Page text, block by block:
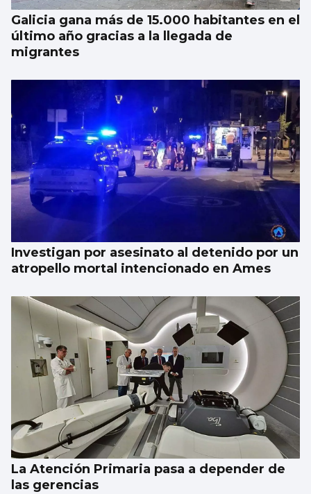
Galicia gana más de 15.000 habitantes en el
último año gracias a la llegada de
migrantes
Investigan por asesinato al detenido por un
atropello mortal intencionado en Ames
La Atención Primaria pasa a depender de
las gerencias